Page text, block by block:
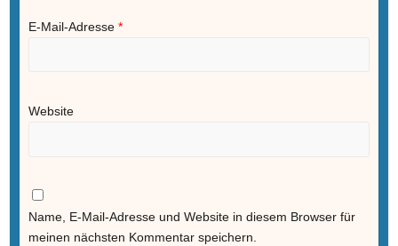
E-Mail-Adresse *
Website
Name, E-Mail-Adresse und Website in diesem Browser für
meinen nächsten Kommentar speichern.